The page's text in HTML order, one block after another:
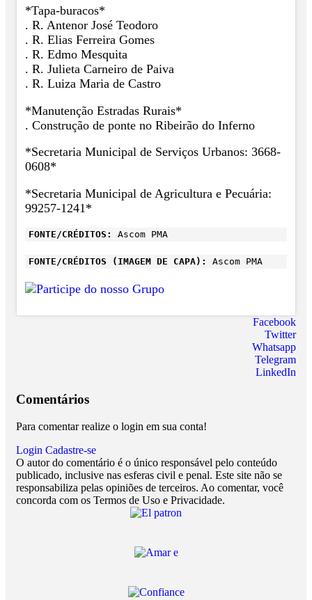
*Tapa-buracos*
. R. Antenor José Teodoro
. R. Elias Ferreira Gomes
. R. Edmo Mesquita
. R. Julieta Carneiro de Paiva
. R. Luiza Maria de Castro
*Manutenção Estradas Rurais*
. Construção de ponte no Ribeirão do Inferno
*Secretaria Municipal de Serviços Urbanos: 3668-
0608*
*Secretaria Municipal de Agricultura e Pecuária:
99257-1241*
FONTE/CRÉDITOS: Ascom PMA
FONTE/CRÉDITOS (IMAGEM DE CAPA): Ascom PMA
Facebook
Twitter
Whatsapp
Telegram
LinkedIn
Comentários
Para comentar realize o login em sua conta!
Login Cadastre-se
O autor do comentário é o único responsável pelo conteúdo
publicado, inclusive nas esferas civil e penal. Este site não se
responsabiliza pelas opiniões de terceiros. Ao comentar, você
concorda com os Termos de Uso e Privacidade.